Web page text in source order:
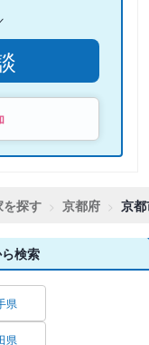
探す 京都府 京
検索
県
県